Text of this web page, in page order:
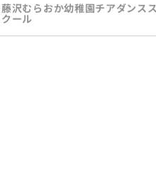
藤沢むらおか幼稚園チアダンスス
クール